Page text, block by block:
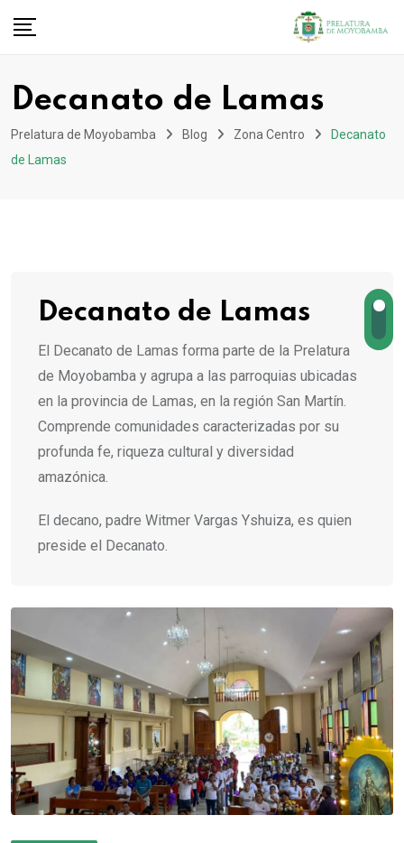
Decanato de Lamas
Prelatura de Moyobamba Blog Zona Centro
Decanato
de Lamas
Decanato de Lamas
El Decanato de Lamas forma parte de la Prelatura
de Moyobamba y agrupa a las parroquias ubicadas
en la provincia de Lamas, en la región San Martín.
Comprende comunidades caracterizadas por su
profunda fe, riqueza cultural y diversidad
amazónica.
El decano, padre Witmer Vargas Yshuiza, es quien
preside el Decanato.